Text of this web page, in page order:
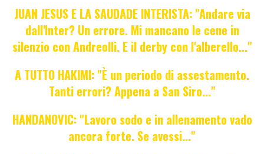
JUAN JESUS E LA SAUDADE INTERISTA: "Andare via
dall'Inter? Un errore. Mi mancano le cene in
silenzio con Andreolli. E il derby con l'alberello..."
A TUTTO HAKIMI: "È un periodo di assestamento.
Tanti errori? Appena a San Siro..."
HANDANOVIC: "Lavoro sodo e in allenamento vado
ancora forte. Se avessi..."